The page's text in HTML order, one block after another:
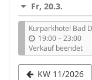
Fr, 20.3.
Kurparkhotel Bad
19:00–b
i
s
23:00
Verkauf beendet
KW 11/2026